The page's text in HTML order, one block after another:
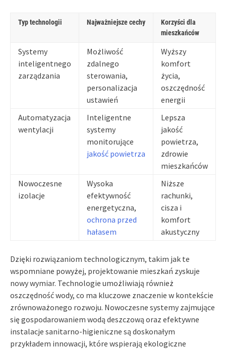
Typ technologii Najważniejsze cechy
Korzyści dla
mieszkańców
Systemy
inteligentnego
zarządzania
Możliwość
zdalnego
sterowania,
personalizacja
ustawień
Wyższy
komfort
życia,
oszczędność
energii
Automatyzacja
wentylacji
Inteligentne
systemy
monitorujące
jakość powietrza
Lepsza
jakość
powietrza,
zdrowie
mieszkańców
Nowoczesne
izolacje
Wysoka
efektywność
energetyczna,
ochrona przed
hałasem
Niższe
rachunki,
cisza i
komfort
akustyczny
Dzięki rozwiązaniom technologicznym, takim jak te
wspomniane powyżej, projektowanie mieszkań zyskuje
nowy wymiar. Technologie umożliwiają również
oszczędność wody, co ma kluczowe znaczenie w kontekście
zrównoważonego rozwoju. Nowoczesne systemy zajmujące
się gospodarowaniem wodą deszczową oraz efektywne
instalacje sanitarno-higieniczne są doskonałym
przykładem innowacji, które wspierają ekologiczne